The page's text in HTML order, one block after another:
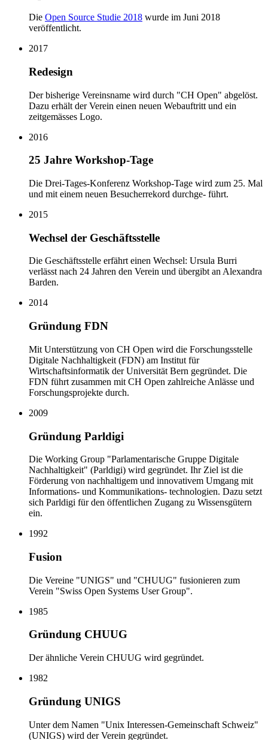
Die Open Source Studie 2018 wurde im Juni 2018
veröffentlicht.
2017
Redesign
Der bisherige Vereinsname wird durch "CH Open" abgelöst.
Dazu erhält der Verein einen neuen Webauftritt und ein
zeitgemässes Logo.
2016
25 Jahre Workshop-Tage
Die Drei-Tages-Konferenz Workshop-Tage wird zum 25. Mal
und mit einem neuen Besucherrekord durchge- führt.
2015
Wechsel der Geschäftsstelle
Die Geschäftsstelle erfährt einen Wechsel: Ursula Burri
verlässt nach 24 Jahren den Verein und übergibt an Alexandra
Barden.
2014
Gründung FDN
Mit Unterstützung von CH Open wird die Forschungsstelle
Digitale Nachhaltigkeit (FDN) am Institut für
Wirtschaftsinformatik der Universität Bern gegründet. Die
FDN führt zusammen mit CH Open zahlreiche Anlässe und
Forschungsprojekte durch.
2009
Gründung Parldigi
Die Working Group "Parlamentarische Gruppe Digitale
Nachhaltigkeit" (Parldigi) wird gegründet. Ihr Ziel ist die
Förderung von nachhaltigem und innovativem Umgang mit
Informations- und Kommunikations- technologien. Dazu setzt
sich Parldigi für den öffentlichen Zugang zu Wissensgütern
ein.
1992
Fusion
Die Vereine "UNIGS" und "CHUUG" fusionieren zum
Verein "Swiss Open Systems User Group".
1985
Gründung CHUUG
Der ähnliche Verein CHUUG wird gegründet.
1982
Gründung UNIGS
Unter dem Namen "Unix Interessen-Gemeinschaft Schweiz"
(UNIGS) wird der Verein gegründet.